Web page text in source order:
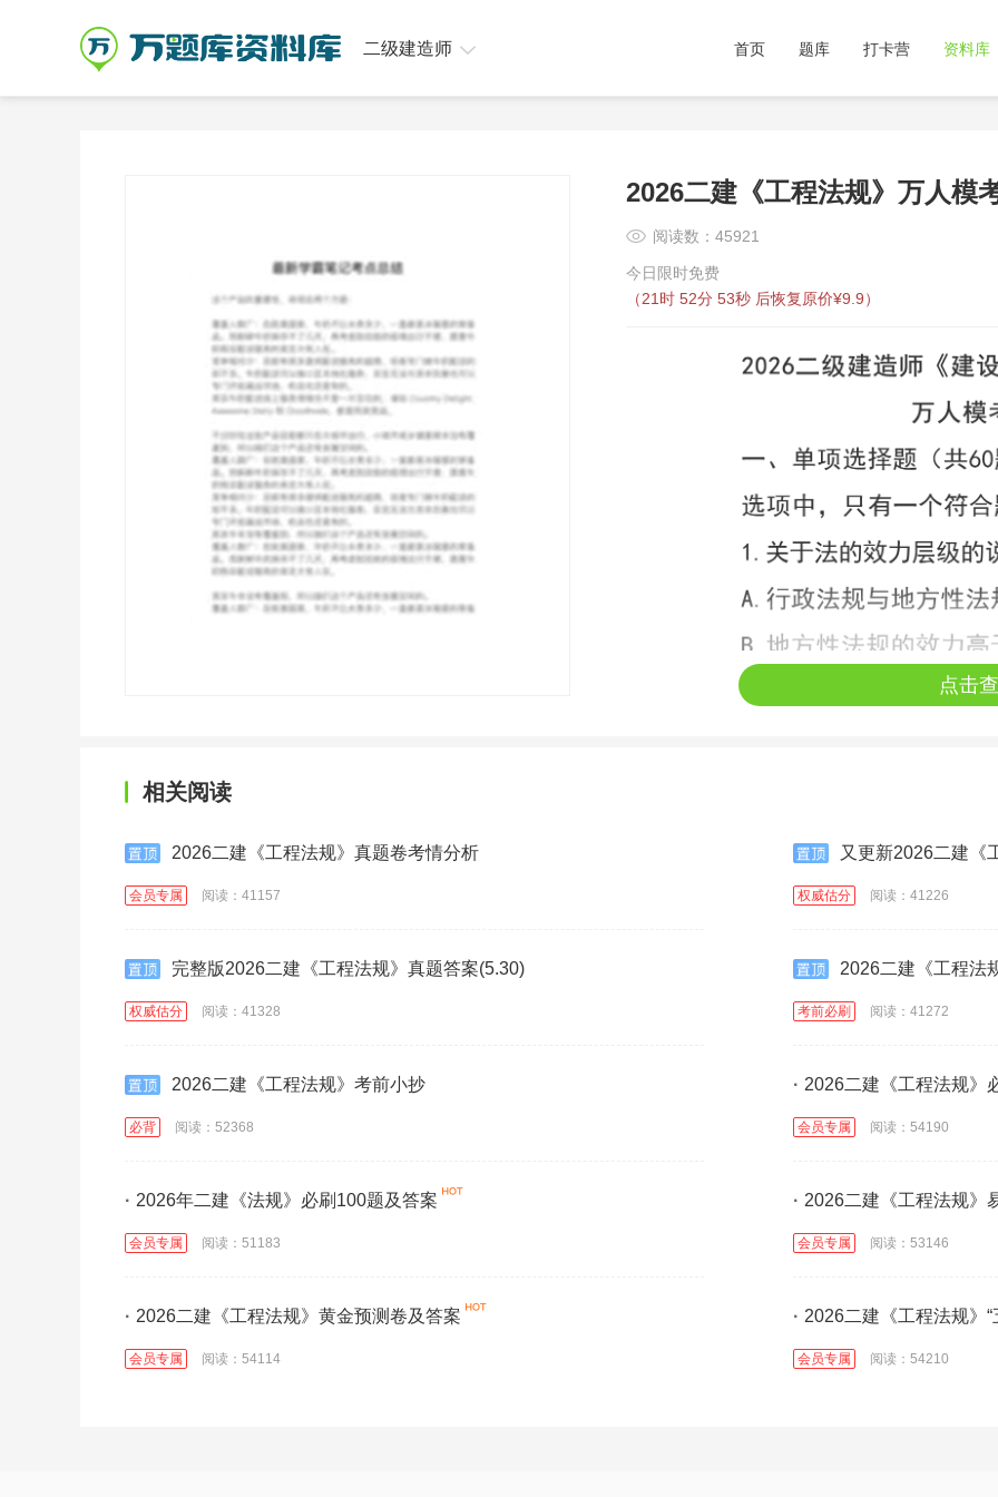
首页 题库 打卡营 资料库
二级建造师
2026二建《工程法规》万人模
阅读数：45921
今日限时免费
（21时 52分 53秒 后恢复原价¥9.9）
点击
相关阅读
2026二建《工程法规》真题卷考情分析
会员专属 阅读：41157
又更新2026二建《
权威估分 阅读：41226
完整版2026二建《工程法规》真题答案(5.30)
权威估分 阅读：41328
2026二建《工程法
考前必刷 阅读：41272
2026二建《工程法规》考前小抄
必背 阅读：52368
· 2026二建《工程法规》
会员专属 阅读：54190
· 2026年二建《法规》必刷100题及答案
会员专属 阅读：51183
· 2026二建《工程法规》
会员专属 阅读：53146
· 2026二建《工程法规》黄金预测卷及答案
会员专属 阅读：54114
· 2026二建《工程法规》“
会员专属 阅读：54210